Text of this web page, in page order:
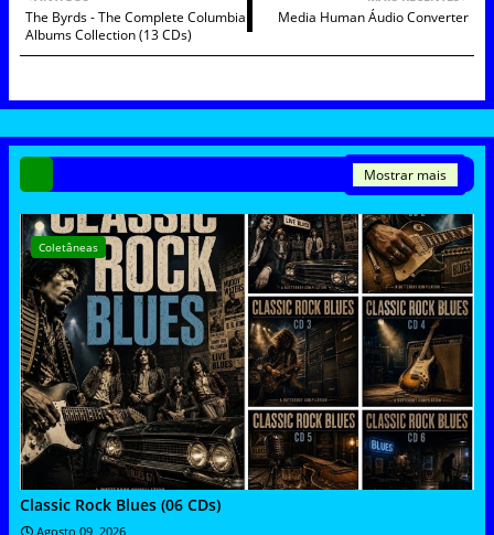
Media Human Áudio Converter
The Byrds - The Complete Columbia
Albums Collection (13 CDs)
Mostrar mais
Coletâneas
Classic Rock Blues (06 CDs)
Agosto 09, 2026